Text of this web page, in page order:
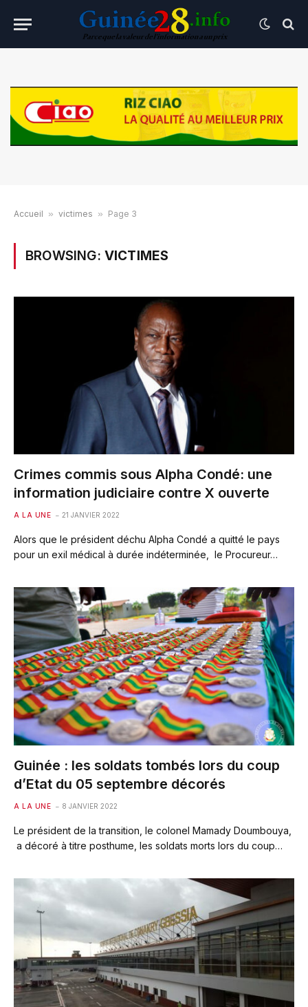
Accueil » victimes » Page 3
BROWSING: VICTIMES
Crimes commis sous Alpha Condé: une
information judiciaire contre X ouverte
A LA UNE 21 JANVIER 2022
Alors que le président déchu Alpha Condé a quitté le pays
pour un exil médical à durée indéterminée, le Procureur…
Guinée : les soldats tombés lors du coup
d’Etat du 05 septembre décorés
A LA UNE 8 JANVIER 2022
Le président de la transition, le colonel Mamady Doumbouya,
a décoré à titre posthume, les soldats morts lors du coup…